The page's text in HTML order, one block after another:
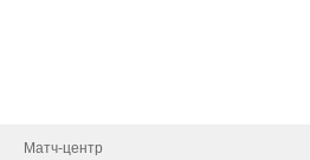
Матч-центр